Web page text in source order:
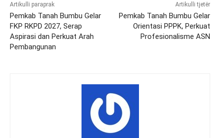
Artikulli paraprak
Pemkab Tanah Bumbu Gelar
FKP RKPD 2027, Serap
Aspirasi dan Perkuat Arah
Pembangunan
Artikulli tjetër
Pemkab Tanah Bumbu Gelar
Orientasi PPPK, Perkuat
Profesionalisme ASN